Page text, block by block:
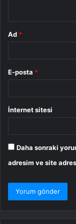
Ad *
E-posta *
İnternet sitesi
Daha sonraki
adresim ve site